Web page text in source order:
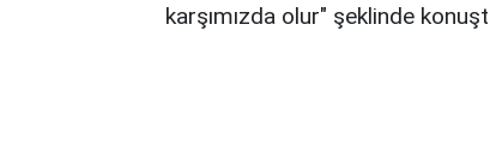
karşımızda olur" şeklinde